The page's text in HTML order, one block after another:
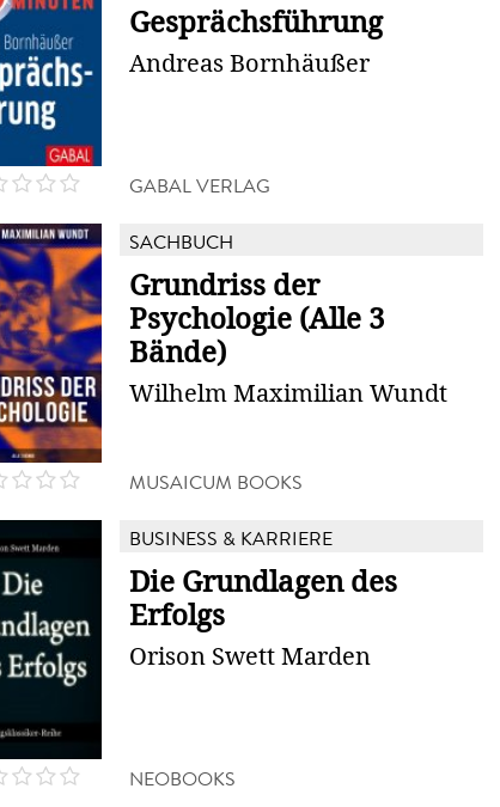
Gesprächsführung
Andreas Bornhäußer
GABAL VERLAG
SACHBUCH
Grundriss der
Psychologie (Alle 3
Bände)
Wilhelm Maximilian Wundt
MUSAICUM BOOKS
BUSINESS & KARRIERE
Die Grundlagen des
Erfolgs
Orison Swett Marden
NEOBOOKS